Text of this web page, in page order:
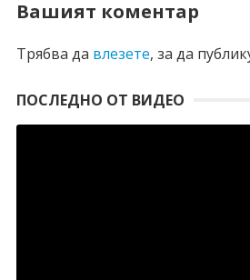
Вашият коментар
Трябва да влезете, за да
ПОСЛЕДНО ОТ ВИДЕО